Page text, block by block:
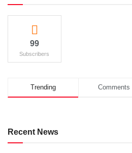
99
Subscribers
Trending Comments
Recent News